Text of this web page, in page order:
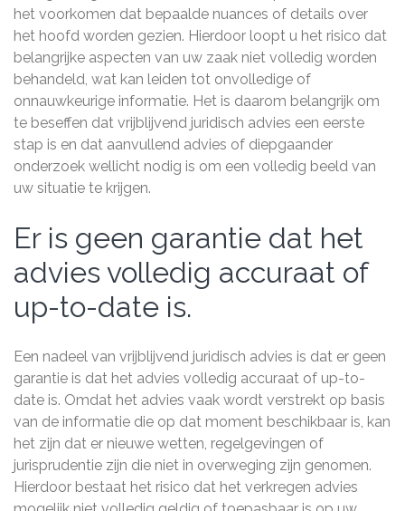
het voorkomen dat bepaalde nuances of details over
het hoofd worden gezien. Hierdoor loopt u het risico dat
belangrijke aspecten van uw zaak niet volledig worden
behandeld, wat kan leiden tot onvolledige of
onnauwkeurige informatie. Het is daarom belangrijk om
te beseffen dat vrijblijvend juridisch advies een eerste
stap is en dat aanvullend advies of diepgaander
onderzoek wellicht nodig is om een volledig beeld van
uw situatie te krijgen.
Er is geen garantie dat het
advies volledig accuraat of
up-to-date is.
Een nadeel van vrijblijvend juridisch advies is dat er geen
garantie is dat het advies volledig accuraat of up-to-
date is. Omdat het advies vaak wordt verstrekt op basis
van de informatie die op dat moment beschikbaar is, kan
het zijn dat er nieuwe wetten, regelgevingen of
jurisprudentie zijn die niet in overweging zijn genomen.
Hierdoor bestaat het risico dat het verkregen advies